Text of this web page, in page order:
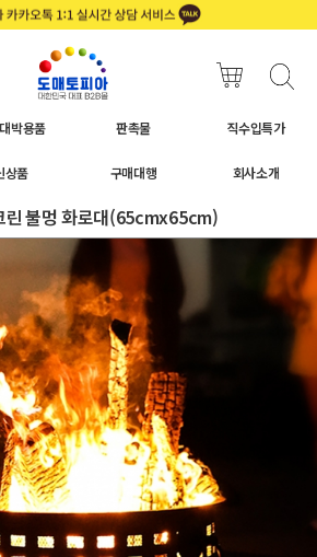
박용품 판촉물 직수입특가
상품 구매대행 회사소개
린 불멍 화로대(65cmx65cm)